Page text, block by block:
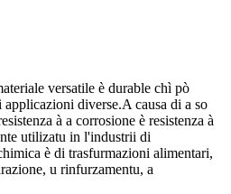
versatile è durable chì pò
applicazioni diverse.A causa di a so
à a corrosione è resistenza à
utilizatu in l'industrii di
è di trasfurmazioni alimentari,
u rinfurzamentu, a